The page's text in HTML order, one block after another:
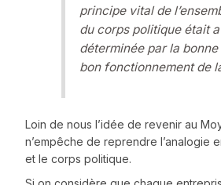
principe vital de
du corps politique était
déterminée par la
bon fonctionnement de
Loin de nous l’idée de revenir au
n’empêche de reprendre l’analogie
et le corps politique.